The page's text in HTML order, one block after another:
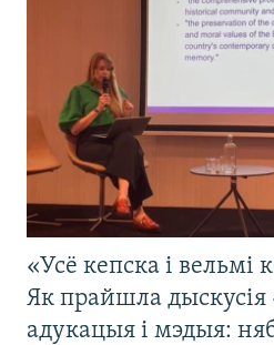
«Усё кепска і вельмі
Як прайшла
адукацыя і мэдыя: